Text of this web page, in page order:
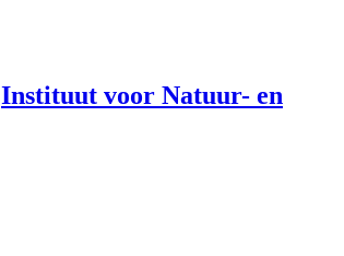
Instituut voor Natuur- en